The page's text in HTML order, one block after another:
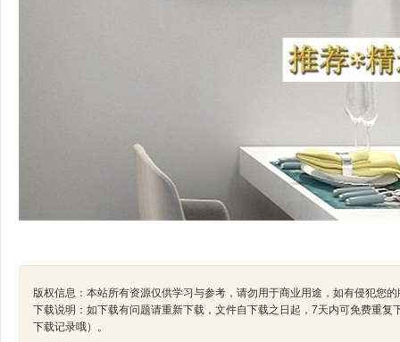
版权信息：本站所有资源仅供学习与参考，请勿用于商业用途，如有侵犯您
下载说明：如下载有问题请重新下载，文件自下载之日起，7天内可免费重
下载记录哦）。